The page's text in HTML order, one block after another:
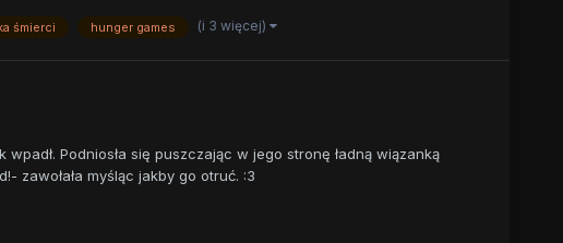
śmierci hunger games (i 3 więcej)
Podniosła się puszczając w jego stronę ładną wiązanką
zawołała myśląc jakby go otruć. :3